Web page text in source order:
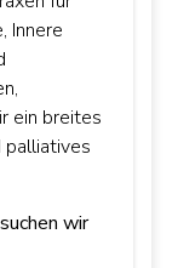
Innere
ein breites
palliatives
wir